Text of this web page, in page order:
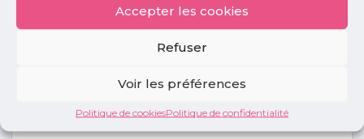
Accepter les cookies
Refuser
Voir les préférences
Politique de cookiesPolitique de confidentialité
Covid long : prise en charge en Ile-de-
France
patients en Ile-de-France